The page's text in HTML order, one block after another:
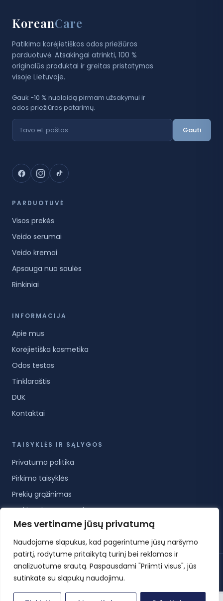
Mes vertiname jūsų privatumą
Naudojame slapukus, kad pagerintume jūsų naršymo
patirtį, rodytume pritaikytą turinį bei reklamas ir
analizuotume srautą. Paspausdami "Priimti visus", jūs
sutinkate su slapukų naudojimu.
KoreanCare
Patikima korėjietiškos odos priežiūros
parduotuvė. Atsakingai atrinkti, 100 %
originalūs produktai ir greitas pristatymas
visoje Lietuvoje.
Gauk −10 % nuolaidą pirmam užsakymui ir
odos priežiūros patarimų.
Gauti
PARDUOTUVĖ
Visos prekės
Veido serumai
Veido kremai
Apsauga nuo saulės
Rinkiniai
INFORMACIJA
Apie mus
Korėjietiška kosmetika
Odos testas
Tinklaraštis
DUK
Kontaktai
TAISYKLĖS IR SĄLYGOS
Privatumo politika
Pirkimo taisyklės
Prekių grąžinimas
Prekių pristatymo sąlygos
Paslaugų teikimo sąlygos
© 2026 KoreanCare.lt · Visos teisės saugomos ·
Privatumo politika·Pirkimo taisyklės